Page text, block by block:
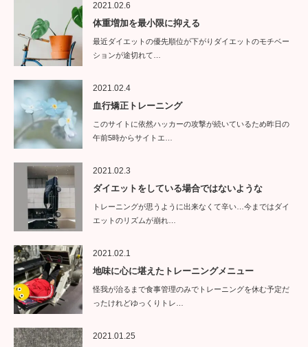
2021.02.6
体重増加を最小限に抑える
最近ダイエットの優先順位が下がりダイエットのモチベー
ションが途切れて…
2021.02.4
血行矯正トレーニング
このサイトに依然ハッカーの攻撃が続いているため昨日の
午前5時からサイトエ…
2021.02.3
ダイエットをしている場合ではないような
トレーニングが思うように出来なくて辛い…今まではダイ
エットのリズムが崩れ…
2021.02.1
地味に心に堪えたトレーニングメニュー
怪我が治るまで食事管理のみでトレーニングを休む予定だ
ったけれどゆっくりトレ…
2021.01.25